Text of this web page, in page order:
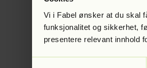
Vi i Fabel ønsker at du skal
funksjonalitet og sikkerhet,
presentere relevant innhold
Application